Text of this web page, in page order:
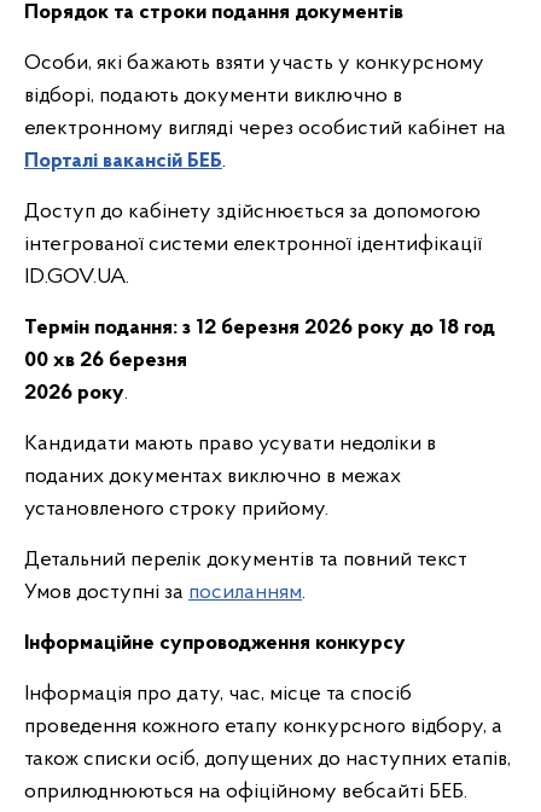
Порядок та строки подання документів
Особи, які бажають взяти участь у конкурсному
відборі, подають документи виключно в
електронному вигляді через особистий кабінет на
Порталі вакансій БЕБ.
Доступ до кабінету здійснюється за допомогою
інтегрованої системи електронної ідентифікації
ID.GOV.UA.
Термін подання: з 12 березня 2026 року до 18 год
00 хв 26 березня
2026 року.
Кандидати мають право усувати недоліки в
поданих документах виключно в межах
установленого строку прийому.
Детальний перелік документів та повний текст
Умов доступні за посиланням.
Інформаційне супроводження конкурсу
Інформація про дату, час, місце та спосіб
проведення кожного етапу конкурсного відбору, а
також списки осіб, допущених до наступних етапів,
оприлюднюються на офіційному вебсайті БЕБ.